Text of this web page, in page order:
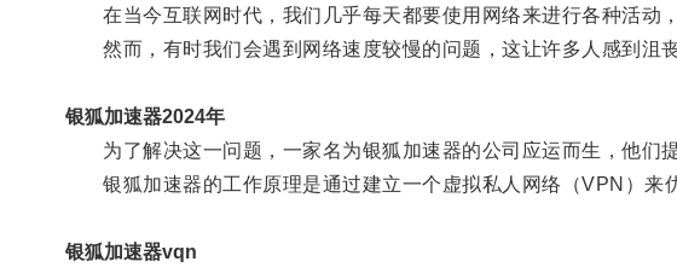
在当今互联网时代，我们几乎每天都要使用网络来进行各种活动
然而，有时我们会遇到网络速度较慢的问题，这让许多人感到沮丧
银狐加速器2024年
为了解决这一问题，一家名为银狐加速器的公司应运而生，他们提
银狐加速器的工作原理是通过建立一个虚拟私人网络（VPN）来优
银狐加速器vqn